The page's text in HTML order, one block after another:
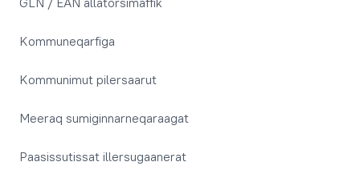
Kommuneqarfiga
Kommunimut pilersaarut
Meeraq sumiginnarneqaraagat
Paasissutissat illersugaanerat